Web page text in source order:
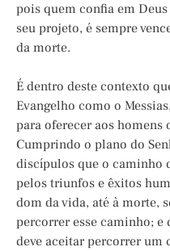
pois quem confia em
seu projeto, é sempre
da morte.
É dentro deste contexto
Evangelho como o
para oferecer aos homens
Cumprindo o plano do
discípulos que o caminho
pelos triunfos e êxitos
dom da vida, até à morte,
percorrer esse caminho;
deve aceitar percorrer um